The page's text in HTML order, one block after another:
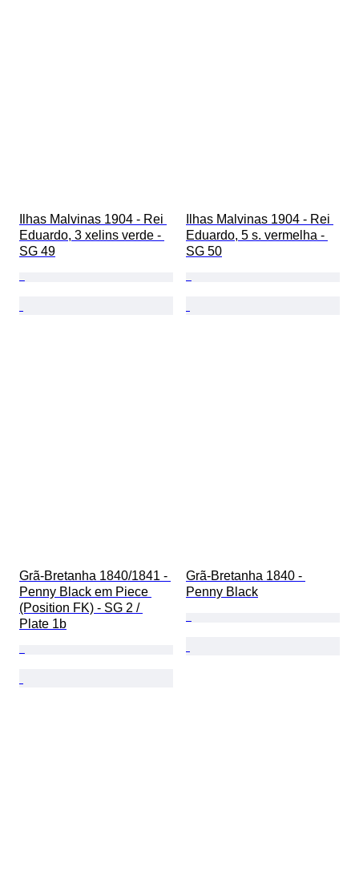
Ilhas Malvinas 1904 - Rei
Eduardo, 3 xelins verde -
SG 49
Ilhas Malvinas 1904 - Rei
Eduardo, 5 s. vermelha -
SG 50
Grã-Bretanha 1840/1841 -
Penny Black em Piece
(Position FK) - SG 2 /
Plate 1b
Grã-Bretanha 1840 -
Penny Black